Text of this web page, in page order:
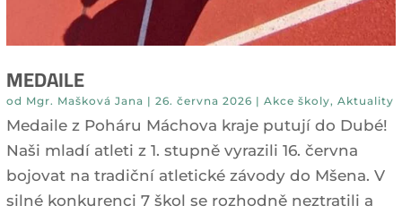
MEDAILE
od Mgr. Mašková Jana | 26. června 2026 | Akce školy, Aktuality
Medaile z Poháru Máchova kraje putují do Dubé!
Naši mladí atleti z 1. stupně vyrazili 16. června
bojovat na tradiční atletické závody do Mšena. V
silné konkurenci 7 škol se rozhodně neztratili a